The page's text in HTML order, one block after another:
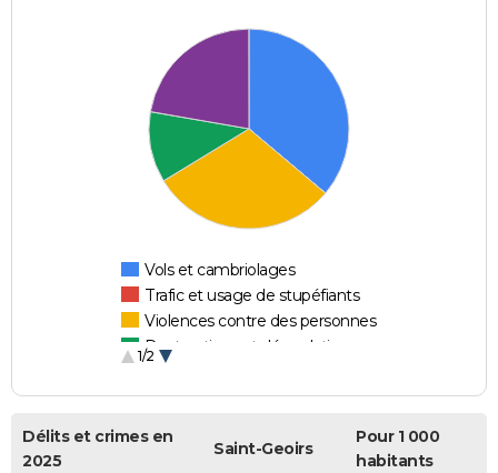
Vols et cambriolages
Trafic et usage de stupéfiants
Violences contre des personnes
Destructions et dégradations
1/2
Délits et crimes en
2025
Saint-Geoirs
Pour 1 000
habitants